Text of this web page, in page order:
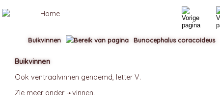
Buikvinnen
Ook ventraalvinnen genoemd, letter V.
Zie meer onder ➛vinnen.
Buikvinnen Bunocephalus coracoideus